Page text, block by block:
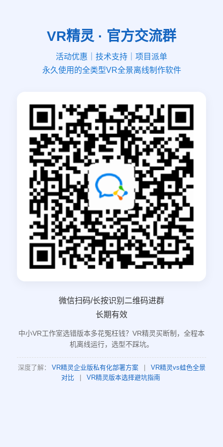
VR精灵 · 官方交流群
活动优惠｜技术支持｜项目派单
永久使用的全类型VR全景离线制作软件
微信扫码/长按识别二维码进群
长期有效
中小VR工作室选错版本多花冤枉钱？VR精灵买断制，全程本
机离线运行，选型不踩坑。
深度了解： VR精灵企业版私有化部署方案
VR精灵vs蛙色全景
对比
VR精灵版本选择避坑指南